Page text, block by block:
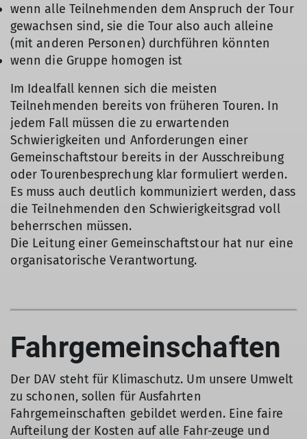
wenn alle Teilnehmenden dem Anspruch der Tour
gewachsen sind, sie die Tour also auch alleine
(mit anderen Personen) durchführen könnten
wenn die Gruppe homogen ist
Im Idealfall kennen sich die meisten
Teilnehmenden bereits von früheren Touren. In
jedem Fall müssen die zu erwartenden
Schwierigkeiten und Anforderungen einer
Gemeinschaftstour bereits in der Ausschreibung
oder Tourenbesprechung klar formuliert werden.
Es muss auch deutlich kommuniziert werden, dass
die Teilnehmenden den Schwierigkeitsgrad voll
beherrschen müssen.
Die Leitung einer Gemeinschaftstour hat nur eine
organisatorische Verantwortung.
Fahrgemeinschaften
Der DAV steht für Klimaschutz. Um unsere Umwelt
zu schonen, sollen für Ausfahrten
Fahrgemeinschaften gebildet werden. Eine faire
Aufteilung der Kosten auf alle Fahr-zeuge und